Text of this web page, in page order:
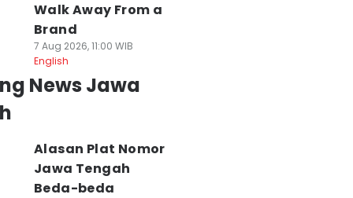
Walk Away From a
Brand
7 Aug 2026, 11:00 WIB
English
News Jawa
Alasan Plat Nomor
Jawa Tengah
Beda-beda